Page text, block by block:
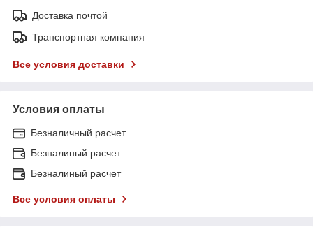
Доставка почтой
Транспортная компания
Все условия доставки
Условия оплаты
Безналичный расчет
Безналиный расчет
Безналиный расчет
Все условия оплаты